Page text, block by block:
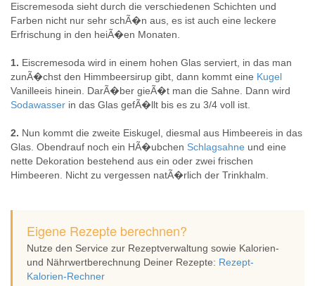
Eiscremesoda sieht durch die verschiedenen Schichten und
Farben nicht nur sehr schÃ�n aus, es ist auch eine leckere
Erfrischung in den heiÃ�en Monaten.
1. Eiscremesoda wird in einem hohen Glas serviert, in das man
zunÃ�chst den Himmbeersirup gibt, dann kommt eine Kugel
Vanilleeis hinein. DarÃ�ber gieÃ�t man die Sahne. Dann wird
Sodawasser in das Glas gefÃ�llt bis es zu 3/4 voll ist.
2. Nun kommt die zweite Eiskugel, diesmal aus Himbeereis in das
Glas. Obendrauf noch ein HÃ�ubchen Schlagsahne und eine
nette Dekoration bestehend aus ein oder zwei frischen
Himbeeren. Nicht zu vergessen natÃ�rlich der Trinkhalm.
Eigene Rezepte berechnen?
Nutze den Service zur Rezeptverwaltung sowie Kalorien-
und Nährwertberechnung Deiner Rezepte: Rezept-
Kalorien-Rechner